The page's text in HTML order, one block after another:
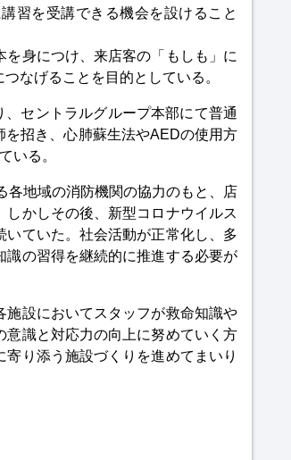
習を受講できる機会を設けること
身につけ、来店客の「もしも」に
なげることを目的としている。
セントラルグループ本部にて普通
招き、心肺蘇生法やAEDの使用方
いる。
各地域の消防機関の協力のもと、店
かしその後、新型コロナウイルス
ていた。社会活動が正常化し、多
識の習得を継続的に推進する必要が
設においてスタッフが救命知識や
識と対応力の向上に努めていく方
り添う施設づくりを進めてまいり